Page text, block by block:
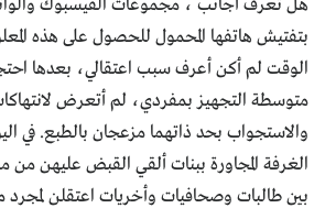
هل تعرف أجانب ، مجموعات الفيسبوك
بتفتيش هاتفها المحمول للحصول على هذه
الوقت لم أكن أعرف سبب اعتقالي، بعدها
متوسطة التجهيز بمفردي، لم أتعرض
والاستجواب بحد ذاتهما مزعجان بالطبع. في
الغرفة المجاورة ببنات ألقي القبض عليهن من
بين طالبات وصحافيات وأخريات اعتقلن